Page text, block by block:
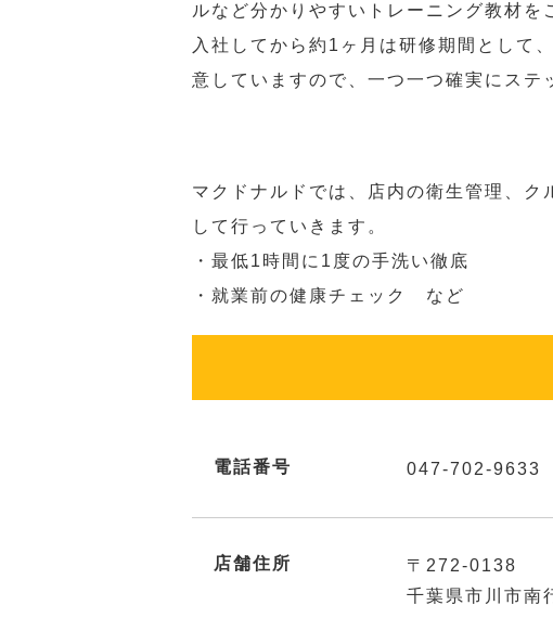
ルなど分かりやすいトレーニング教材を
入社してから約1ヶ月は研修期間として
意していますので、一つ一つ確実にステ
マクドナルドでは、店内の衛生管理、
して行っていきます。
・最低1時間に1度の手洗い徹底
・就業前の健康チェック など
電話番号 047-702-9633
店舗住所
〒272-0138
千葉県市川市南